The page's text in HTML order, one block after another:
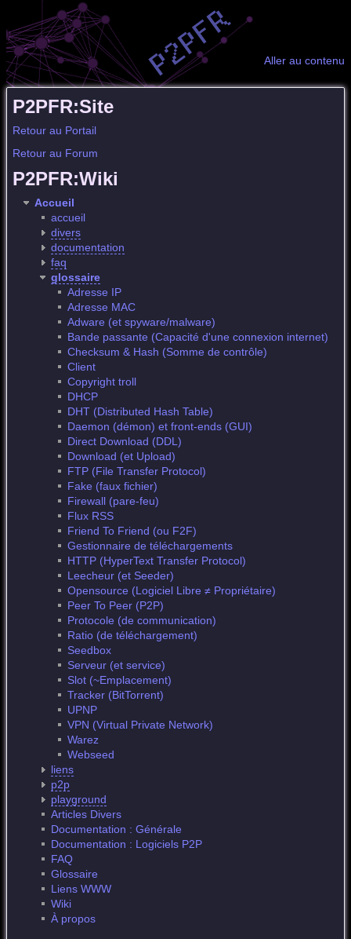
Aller au contenu
P2PFR:Site
Retour au Portail
Retour au Forum
P2PFR:Wiki
Accueil
accueil
divers
documentation
faq
glossaire
Adresse IP
Adresse MAC
Adware (et spyware/malware)
Bande passante (Capacité d'une connexion internet)
Checksum & Hash (Somme de contrôle)
Client
Copyright troll
DHCP
DHT (Distributed Hash Table)
Daemon (démon) et front-ends (GUI)
Direct Download (DDL)
Download (et Upload)
FTP (File Transfer Protocol)
Fake (faux fichier)
Firewall (pare-feu)
Flux RSS
Friend To Friend (ou F2F)
Gestionnaire de téléchargements
HTTP (HyperText Transfer Protocol)
Leecheur (et Seeder)
Opensource (Logiciel Libre ≠ Propriétaire)
Peer To Peer (P2P)
Protocole (de communication)
Ratio (de téléchargement)
Seedbox
Serveur (et service)
Slot (~Emplacement)
Tracker (BitTorrent)
UPNP
VPN (Virtual Private Network)
Warez
Webseed
liens
p2p
playground
Articles Divers
Documentation : Générale
Documentation : Logiciels P2P
FAQ
Glossaire
Liens WWW
Wiki
À propos